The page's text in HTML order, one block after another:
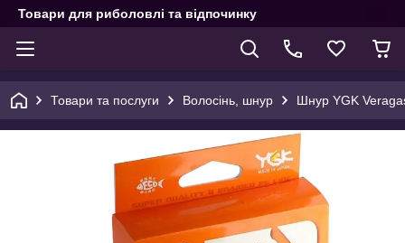
Товари для риболовлі та відпочинку
Товари та послуги Волосінь, шнур Шнур YGK